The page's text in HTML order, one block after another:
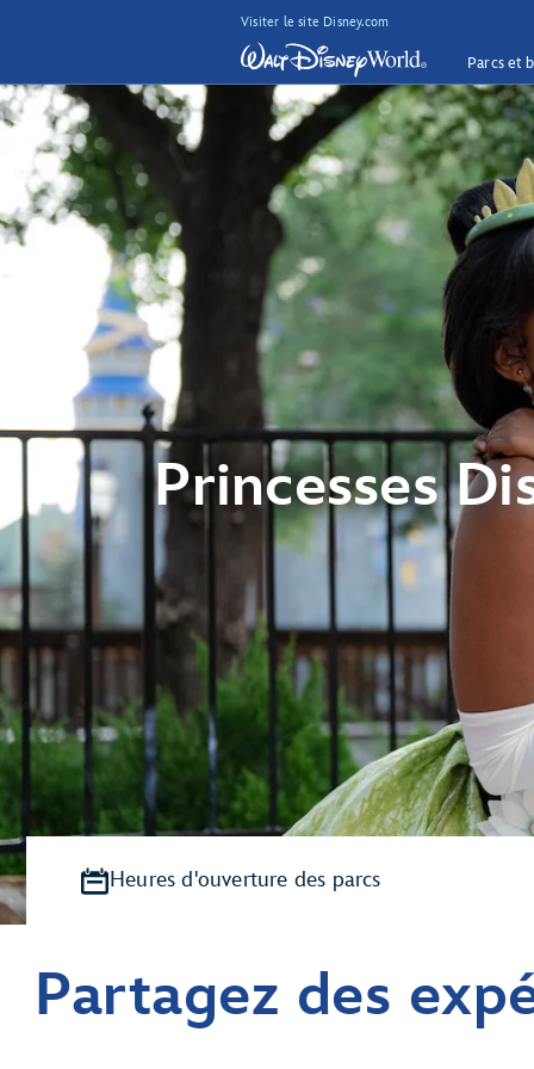
Visiter le site Disney.com
Parcs et
Princesses
Partagez des
Heures d'ouverture des parcs